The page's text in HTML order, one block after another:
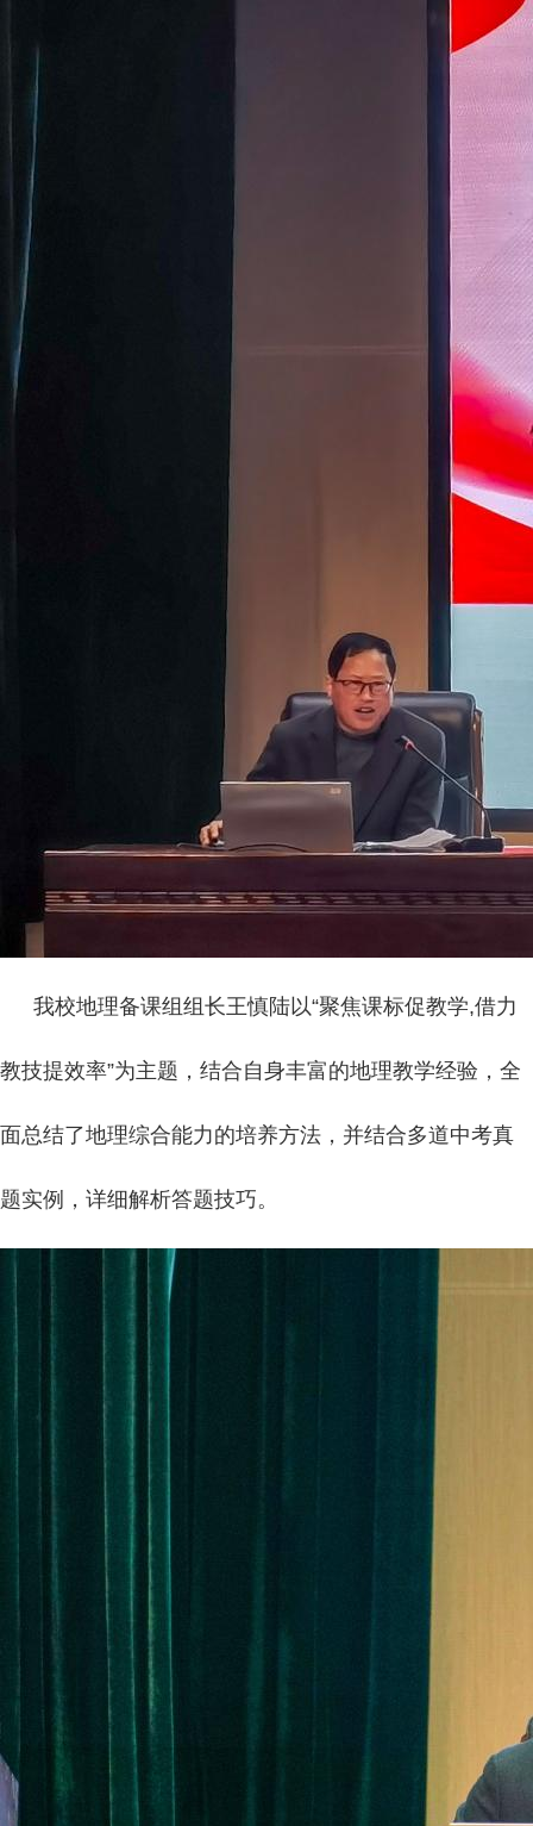
我校地理备课组组长王慎陆以“聚焦课标促教学,借力
教技提效率”为主题，结合自身丰富的地理教学经验，全
面总结了地理综合能力的培养方法，并结合多道中考真
题实例，详细解析答题技巧。